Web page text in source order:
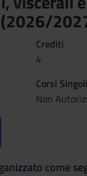
Crediti
4
Corsi Singoli
Non
come